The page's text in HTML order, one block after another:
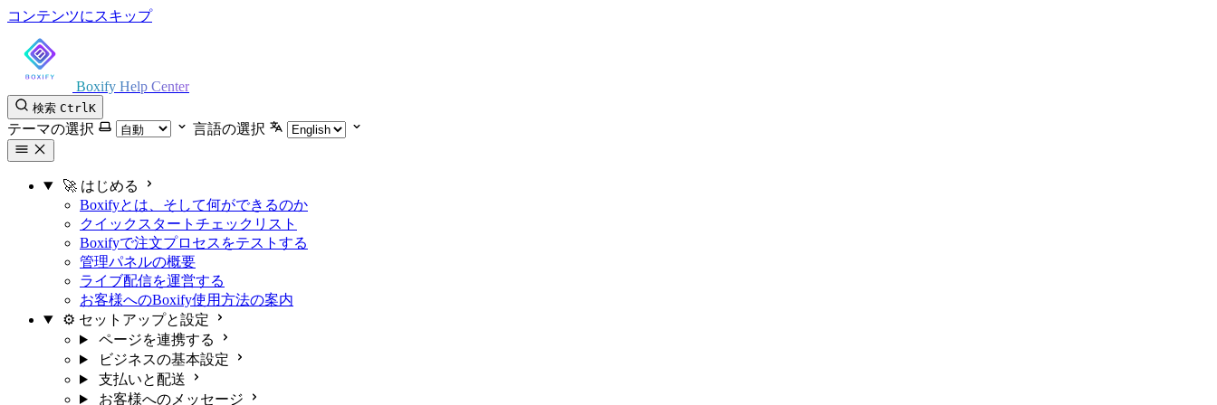
コンテンツにスキップ
Boxify Help Center
検索 CtrlK
テーマの選択 言語の選択
🚀 はじめる
Boxifyとは、そして何ができるのか
クイックスタートチェックリスト
Boxifyで注文プロセスをテストする
管理パネルの概要
ライブ配信を運営する
お客様へのBoxify使用方法の案内
⚙️ セットアップと設定
ページを連携する
ビジネスの基本設定
支払いと配送
お客様へのメッセージ